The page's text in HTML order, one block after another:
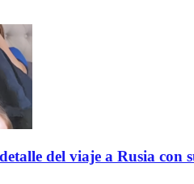
del viaje a Rusia con